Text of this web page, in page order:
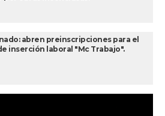
abren preinscripciones para el
inserción laboral "Mc Trabajo".